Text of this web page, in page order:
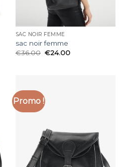
SAC NOIR FEMME
sac noir femme
€36.00 €24.00
Promo !